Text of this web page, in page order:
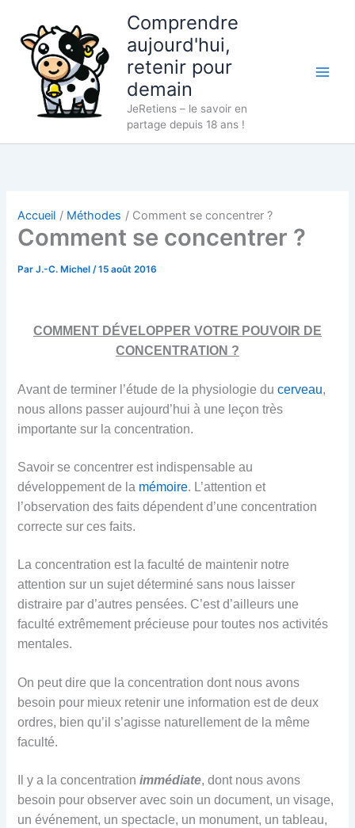
contenu
Comprendre
aujourd'hui,
retenir pour
demain
JeRetiens – le savoir en
partage depuis 18 ans !
Accueil Méthodes Comment se concentrer ?
Comment se concentrer ?
ParJ.-C. Michel/15 août 2016
COMMENT DÉVELOPPER VOTRE POUVOIR DE
CONCENTRATION ?
Avant de terminer l’étude de la physiologie ducerveau,
nous allons passer aujourd’hui à une leçon très
importante sur la concentration.
Savoir se concentrer est indispensable au
développement de la mémoire. L’attention et
l’observation des faits dépendent d’une concentration
correcte sur ces faits.
La concentration est la faculté de maintenir notre
attention sur un sujet déterminé sans nous laisser
distraire par d’autres pensées. C’est d’ailleurs une
faculté extrêmement précieuse pour toutes nos activités
mentales.
On peut dire que la concentration dont nous avons
besoin pour mieux retenir une information est de deux
ordres, bien qu’il s’agisse naturellement de la même
faculté.
Il y a la concentrationimmédiate, dont nous avons
besoin pour observer avec soin un document, un visage,
un événement, un spectacle, un monument, un tableau,